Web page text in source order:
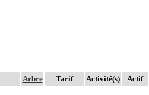
Arbre Tarif Activité(s) Actif